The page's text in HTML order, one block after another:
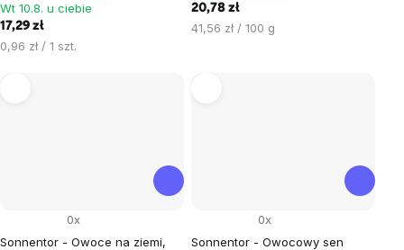
Wt 10.8. u ciebie
17,29 zł
Cena
0,96 zł / 1 szt.
20,78 zł
Cena
41,56 zł / 100 g
Sonnentor - Owoce na ziemi,
0x
Sonnentor - Owocowy sen
0x